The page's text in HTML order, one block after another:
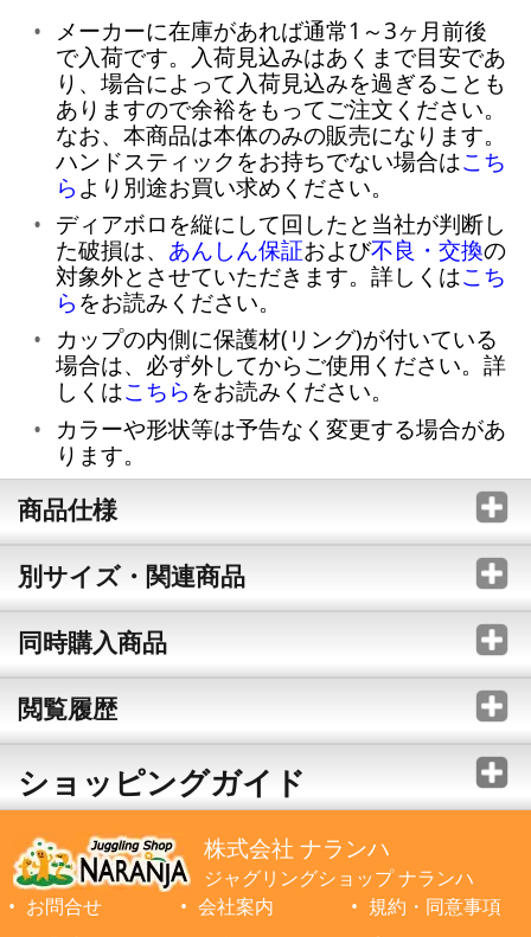
メーカーに在庫があれば通常1～3ヶ月前後
で入荷です。入荷見込みはあくまで目安であ
り、場合によって入荷見込みを過ぎることも
ありますので余裕をもってご注文ください。
なお、本商品は本体のみの販売になります。
ハンドスティックをお持ちでない場合はこち
ら より別途お買い求めください。
ディアボロを縦にして回したと当社が判断し
た破損は、 あんしん保証および不良・交換の
対象外とさせていただきます。詳しくはこち
ら をお読みください。
カップの内側に保護材(リング)が付いている
場合は、必ず外してからご使用ください。詳
しくはこちら をお読みください。
カラーや形状等は予告なく変更する場合があ
ります。
商品仕様
別サイズ・関連商品
同時購入商品
閲覧履歴
ショッピングガイド
株式会社 ナランハ
ジャグリングショップ ナランハ
お問合せ
会社案内
規約・同意事項